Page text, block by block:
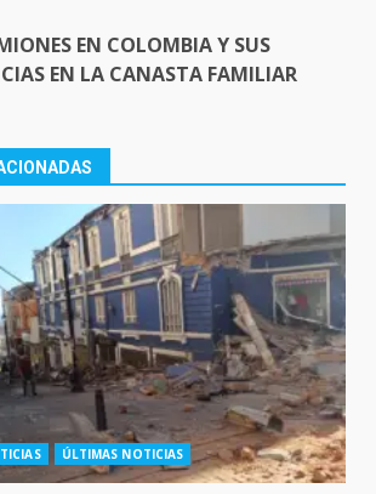
EN COLOMBIA Y SUS
EN LA CANASTA FAMILIAR
ÚLTIMAS NOTICIAS